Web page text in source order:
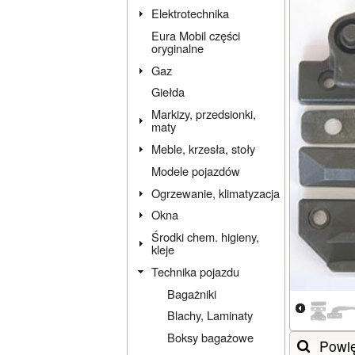
Elektrotechnika
Eura Mobil części
oryginalne
Gaz
Giełda
Markizy, przedsionki,
maty
Meble, krzesła, stoły
Modele pojazdów
Ogrzewanie, klimatyzacja
Okna
Środki chem. higieny,
kleje
Technika pojazdu
Bagażniki
Blachy, Laminaty
Boksy bagażowe